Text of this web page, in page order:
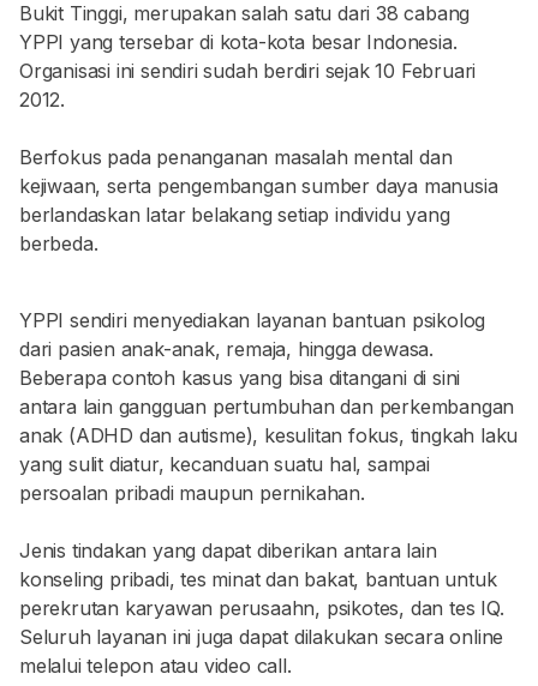
Bukit Tinggi, merupakan salah satu dari 38 cabang
YPPI yang tersebar di kota-kota besar Indonesia.
Organisasi ini sendiri sudah berdiri sejak 10 Februari
2012.
Berfokus pada penanganan masalah mental dan
kejiwaan, serta pengembangan sumber daya manusia
berlandaskan latar belakang setiap individu yang
berbeda.
YPPI sendiri menyediakan layanan bantuan psikolog
dari pasien anak-anak, remaja, hingga dewasa.
Beberapa contoh kasus yang bisa ditangani di sini
antara lain gangguan pertumbuhan dan perkembangan
anak (ADHD dan autisme), kesulitan fokus, tingkah laku
yang sulit diatur, kecanduan suatu hal, sampai
persoalan pribadi maupun pernikahan.
Jenis tindakan yang dapat diberikan antara lain
konseling pribadi, tes minat dan bakat, bantuan untuk
perekrutan karyawan perusaahn, psikotes, dan tes IQ.
Seluruh layanan ini juga dapat dilakukan secara online
melalui telepon atau video call.